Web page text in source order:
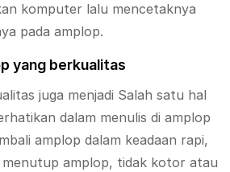
komputer lalu mencetaknya
pada amplop.
yang berkualitas
juga menjadi Salah satu hal
dalam menulis di amplop
amplop dalam keadaan rapi,
amplop, tidak kotor atau